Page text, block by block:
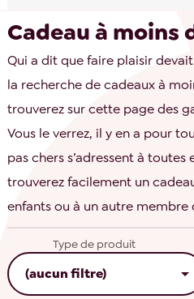
Cadeau à moins
Qui a dit que faire plaisir
la recherche de cadeaux à
trouverez sur cette page des
Vous le verrez, il y en a pour
pas chers s’adressent à
trouverez facilement un
enfants ou à un autre membre
Type de produit
(aucun filtre) 